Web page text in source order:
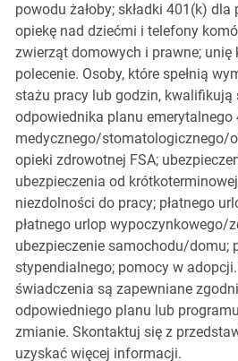
powodu żałoby; składki 401(k)
opiekę nad dziećmi i telefony
zwierząt domowych i prawne; unię
polecenie. Osoby, które spełnią
stażu pracy lub godzin, kwalifikują
odpowiednika planu emerytalnego
medycznego/stomatologicznego/
opieki zdrowotnej FSA;
ubezpieczenia od
niezdolności do pracy; płatnego
płatnego urlop wypoczynkowego/
ubezpieczenie samochodu/domu;
stypendialnego; pomocy w
świadczenia są zapewniane
odpowiedniego planu lub
zmianie. Skontaktuj się z
uzyskać więcej informacji.